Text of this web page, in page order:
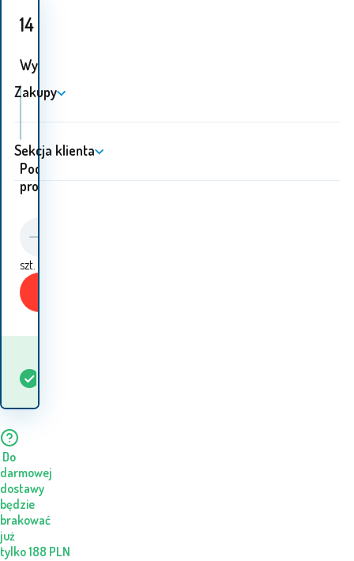
14
Wybór 1 Opcja:
Podobne
produkty:
szt.
Do
darmowej
dostawy
będzie
brakować
już
tylko188 PLN
Zakupy
Sekcja klienta